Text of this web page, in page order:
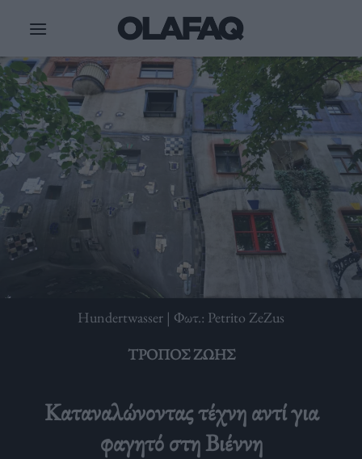
Hundertwasser | Φωτ.: Petrito ZeZus
ΤΡΌΠΟΣ ΖΩΉΣ
Καταναλώνοντας τέχνη αντί για
φαγητό στη Βιέννη